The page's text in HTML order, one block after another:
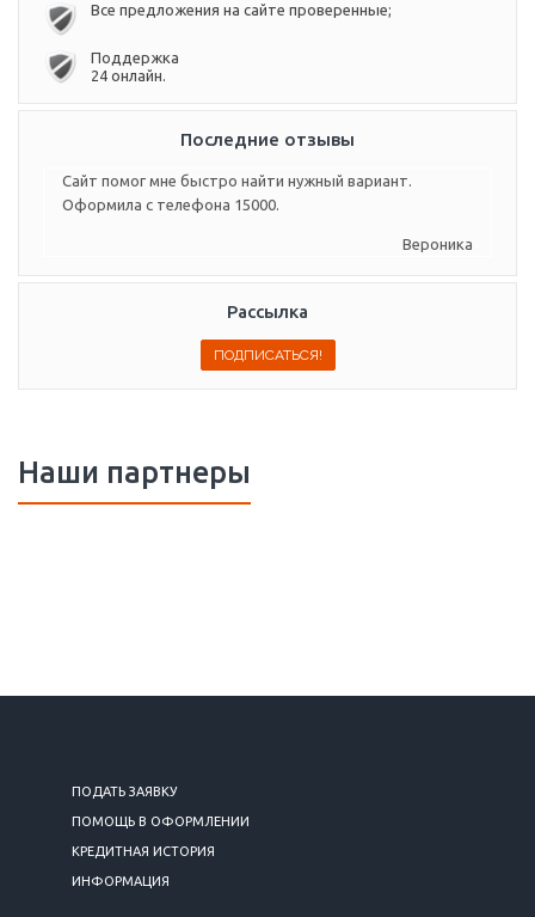
Все предложения на сайте проверенные;
Поддержка
24 онлайн.
Последние отзывы
Сайт помог мне быстро найти нужный вариант.
Оформила с телефона 15000.
Вероника
Рассылка
Наши партнеры
ПОДАТЬ ЗАЯВКУ
ПОМОЩЬ В ОФОРМЛЕНИИ
КРЕДИТНАЯ ИСТОРИЯ
ИНФОРМАЦИЯ